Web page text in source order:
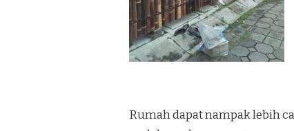
Rumah dapat nampak lebih